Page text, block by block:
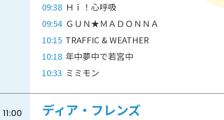
09:38 Ｈｉ！心呼吸
09:54 ＧＵＮ★ＭＡＤＯＮＮＡ
10:15 TRAFFIC & WEATHER
10:18 年中夢中で若宮中
10:33 ミミモン
11:00
ディア・フレンズ